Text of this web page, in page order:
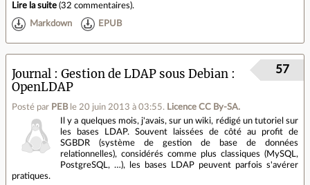
Lire la suite (32 commentaires).
Markdown EPUB
Journal
Gestion de LDAP sous Debian :
OpenLDAP
Posté par PEB le 20 juin 2013 à 03:55. Licence CC By‑SA.
57
Il y a quelques mois, j'avais, sur un wiki, rédigé un tutoriel sur
les bases LDAP. Souvent laissées de côté au profit de
SGBDR (système de gestion de base de données
relationnelles), considérés comme plus classiques (MySQL,
PostgreSQL, …), les bases LDAP peuvent parfois s'avérer
pratiques.